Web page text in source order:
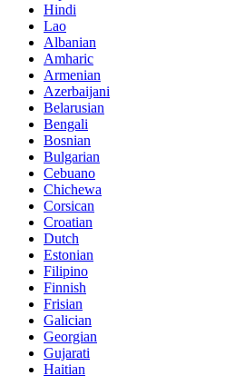
Hindi
Lao
Albanian
Amharic
Armenian
Azerbaijani
Belarusian
Bengali
Bosnian
Bulgarian
Cebuano
Chichewa
Corsican
Croatian
Dutch
Estonian
Filipino
Finnish
Frisian
Galician
Georgian
Gujarati
Haitian